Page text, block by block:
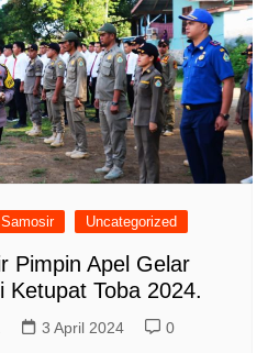
Samosir Uncategorized
Pimpin Apel Gelar
Ketupat Toba 2024.
3 April 2024 0